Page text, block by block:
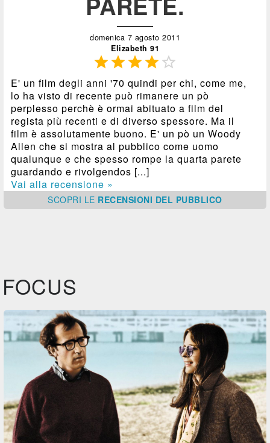
domenica 7 agosto 2011
Elizabeth 91

E' un film degli anni '70 quindi per chi, come me,
lo ha visto di recente può rimanere un pò
perplesso perchè è ormai abituato a film del
regista più recenti e di diverso spessore. Ma il
film è assolutamente buono. E' un pò un Woody
Allen che si mostra al pubblico come uomo
qualunque e che spesso rompe la quarta parete
guardando e rivolgendos [...]
Vai alla recensione »
SCOPRI LE RECENSIONI DEL PUBBLICO
FOCUS